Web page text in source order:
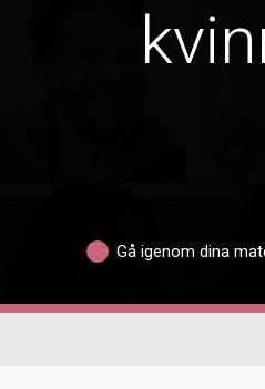
Gå igenom dina